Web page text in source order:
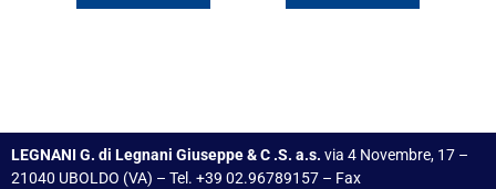
LEGNANI G. di Legnani Giuseppe & C .S. a.s. via 4 Novembre, 17 –
21040 UBOLDO (VA) – Tel. +39 02.96789157 – Fax